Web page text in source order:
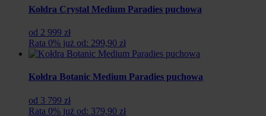
Kołdra Crystal Medium Paradies puchowa
od 2 999 zł
Rata 0% już od: 299,90 zł
Kołdra Botanic Medium Paradies puchowa
od 3 799 zł
Rata 0% już od: 379,90 zł